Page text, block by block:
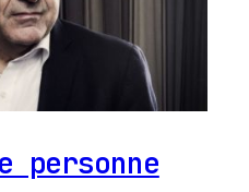
personne